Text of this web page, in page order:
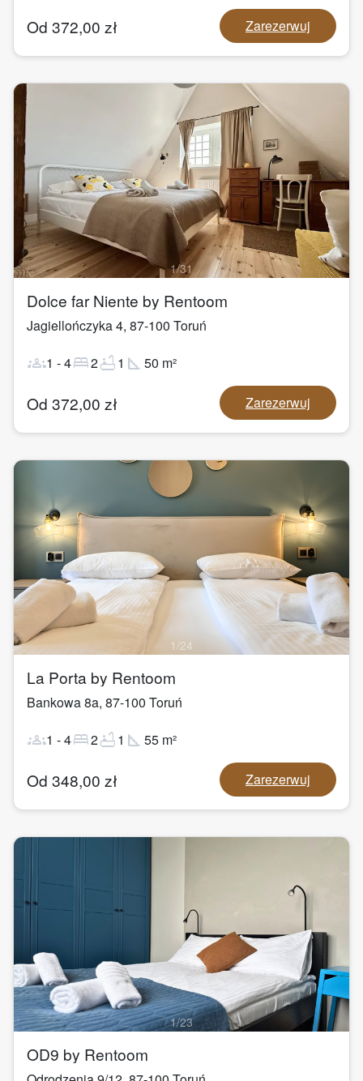
Od 372,00 zł Zarezerwuj
1/31
Dolce far Niente by Rentoom
Jagiellończyka 4, 87-100 Toruń
groups1 -4bed2bathtub1 square_foot 50 m²
Od 372,00 zł Zarezerwuj
1/24
La Porta by Rentoom
Bankowa 8a, 87-100 Toruń
groups1 -4bed2bathtub1 square_foot 55 m²
Od 348,00 zł Zarezerwuj
1/23
OD9 by Rentoom